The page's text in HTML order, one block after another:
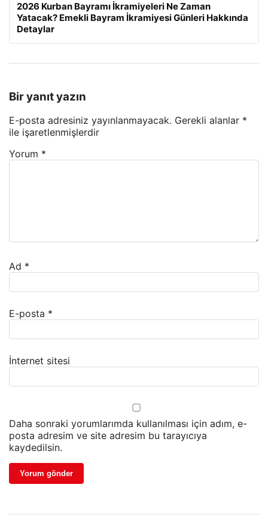
2026 Kurban Bayramı İkramiyeleri Ne Zaman
Yatacak? Emekli Bayram İkramiyesi Günleri Hakkında
Detaylar
Bir yanıt yazın
E-posta adresiniz yayınlanmayacak. Gerekli alanlar *
ile işaretlenmişlerdir
Yorum *
Ad *
E-posta *
İnternet sitesi
Daha sonraki yorumlarımda kullanılması için adım, e-
posta adresim ve site adresim bu tarayıcıya
kaydedilsin.